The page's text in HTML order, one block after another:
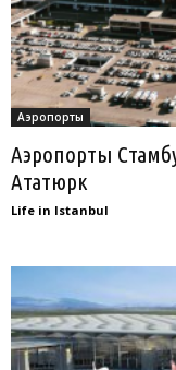
Аэропорты
Аэропорты
Ататюрк
Life in Istanbul